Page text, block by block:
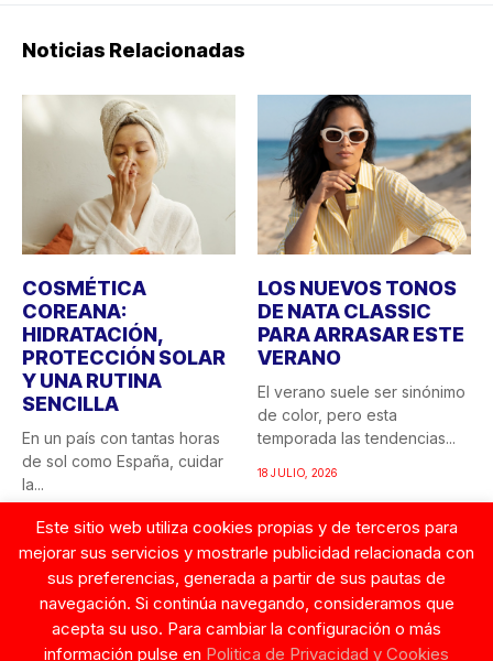
Noticias Relacionadas
COSMÉTICA
COREANA:
HIDRATACIÓN,
PROTECCIÓN SOLAR
Y UNA RUTINA
SENCILLA
En un país con tantas horas
de sol como España, cuidar
la...
30 JULIO, 2026
LOS NUEVOS TONOS
DE NATA CLASSIC
PARA ARRASAR ESTE
VERANO
El verano suele ser sinónimo
de color, pero esta
temporada las tendencias...
18 JULIO, 2026
Este sitio web utiliza cookies propias y de terceros para
mejorar sus servicios y mostrarle publicidad relacionada con
sus preferencias, generada a partir de sus pautas de
navegación. Si continúa navegando, consideramos que
acepta su uso. Para cambiar la configuración o más
información pulse en Politica de Privacidad y Cookies